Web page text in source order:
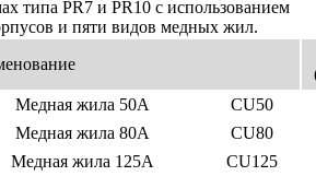
типа PR7 и PR10 с использованием
и пяти видов медных жил.
Медная жила 50A
CU50
Медная жила 80A
CU80
Медная жила 125A
CU125